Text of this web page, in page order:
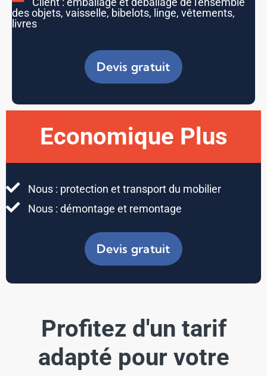
des objets, vaisselle, bibelots, linge, vêtements,
livres
Devis gratuit
Economique Plus
Nous : protection et transport du mobilier
Nous : démontage et remontage
Devis gratuit
Profitez d'un tarif
adapté pour votre